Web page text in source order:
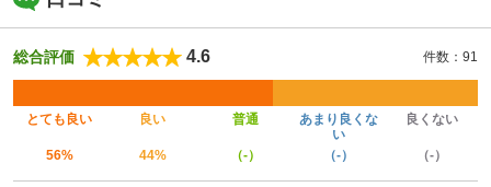
総合評価 4.6 件数：91
とても良い 良い 普通
あまり良くな
い
良くない
56% 44% （-） （-） （-）